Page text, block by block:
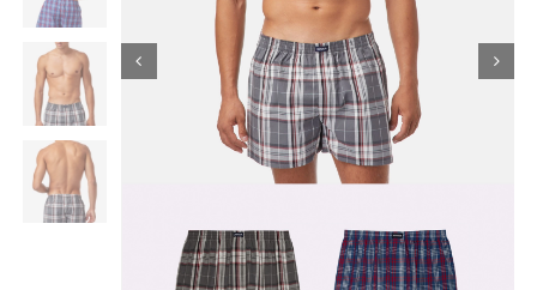
Είδη Παρέλασης
Σχετικά με εμάς
Καλάθι
English